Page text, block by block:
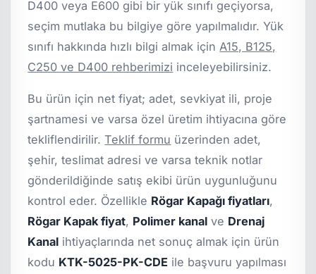
D400 veya E600 gibi bir yük sınıfı geçiyorsa,
seçim mutlaka bu bilgiye göre yapılmalıdır. Yük
sınıfı hakkında hızlı bilgi almak için A15, B125,
C250 ve D400 rehberimizi inceleyebilirsiniz.
Bu ürün için net fiyat; adet, sevkiyat ili, proje
şartnamesi ve varsa özel üretim ihtiyacına göre
tekliflendirilir.Teklif formu üzerinden adet,
şehir, teslimat adresi ve varsa teknik notlar
gönderildiğinde satış ekibi ürün uygunluğunu
kontrol eder. Özellikle Rögar Kapağı fiyatları,
Rögar Kapak fiyat, Polimer kanal ve Drenaj
Kanal ihtiyaçlarında net sonuç almak için ürün
kodu KTK-5025-PK-CDE ile başvuru yapılması